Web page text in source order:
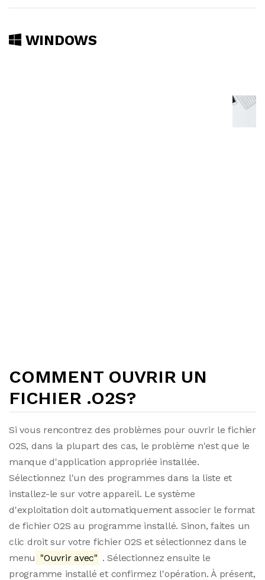
WINDOWS
COMMENT OUVRIR UN
FICHIER .O2S?
Si vous rencontrez des problèmes pour ouvrir le fichier
O2S, dans la plupart des cas, le problème n'est que le
manque d'application appropriée installée.
Sélectionnez l'un des programmes dans la liste et
installez-le sur votre appareil. Le système
d'exploitation doit automatiquement associer le format
de fichier O2S au programme installé. Sinon, faites un
clic droit sur votre fichier O2S et sélectionnez dans le
menu "Ouvrir avec" . Sélectionnez ensuite le
programme installé et confirmez l'opération. À présent,